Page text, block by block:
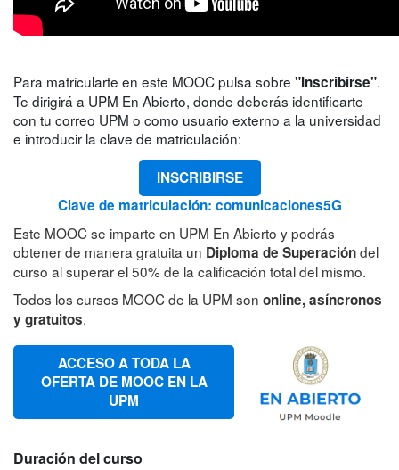
Para matricularte en este MOOC pulsa sobre "Inscribirse".
Te dirigirá a UPM En Abierto, donde deberás identificarte
con tu correo UPM o como usuario externo a la universidad
e introducir la clave de matriculación:
INSCRIBIRSE
Clave de matriculación: comunicaciones5G
Este MOOC se imparte en UPM En Abierto y podrás
obtener de manera gratuita un Diploma de Superacióndel
curso al superar el 50% de la calificación total del mismo.
Todos los cursos MOOC de la UPM son online, asíncronos
y gratuitos.
ACCESO A TODA LA
OFERTA DE MOOC EN LA
UPM
Duración del curso